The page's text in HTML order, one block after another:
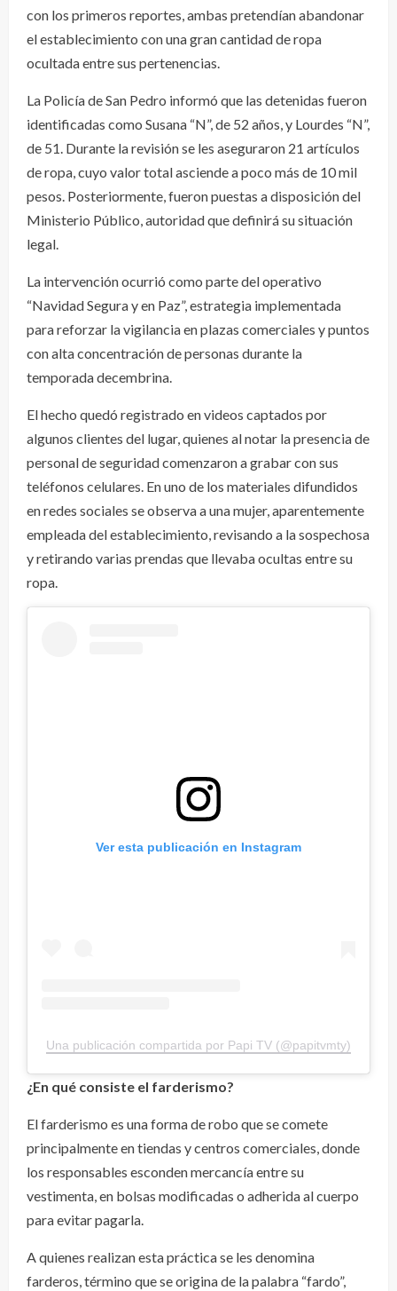
con los primeros reportes, ambas pretendían abandonar
el establecimiento con una gran cantidad de ropa
ocultada entre sus pertenencias.
La Policía de San Pedro informó que las detenidas fueron
identificadas como Susana “N”, de 52 años, y Lourdes “N”,
de 51. Durante la revisión se les aseguraron 21 artículos
de ropa, cuyo valor total asciende a poco más de 10 mil
pesos. Posteriormente, fueron puestas a disposición del
Ministerio Público, autoridad que definirá su situación
legal.
La intervención ocurrió como parte del operativo
“Navidad Segura y en Paz”, estrategia implementada
para reforzar la vigilancia en plazas comerciales y puntos
con alta concentración de personas durante la
temporada decembrina.
El hecho quedó registrado en videos captados por
algunos clientes del lugar, quienes al notar la presencia de
personal de seguridad comenzaron a grabar con sus
teléfonos celulares. En uno de los materiales difundidos
en redes sociales se observa a una mujer, aparentemente
empleada del establecimiento, revisando a la sospechosa
y retirando varias prendas que llevaba ocultas entre su
ropa.
Ver esta publicación en Instagram
Una publicación compartida por Papi TV (@papitvmty)
¿En qué consiste el farderismo?
El farderismo es una forma de robo que se comete
principalmente en tiendas y centros comerciales, donde
los responsables esconden mercancía entre su
vestimenta, en bolsas modificadas o adherida al cuerpo
para evitar pagarla.
A quienes realizan esta práctica se les denomina
farderos, término que se origina de la palabra “fardo”,